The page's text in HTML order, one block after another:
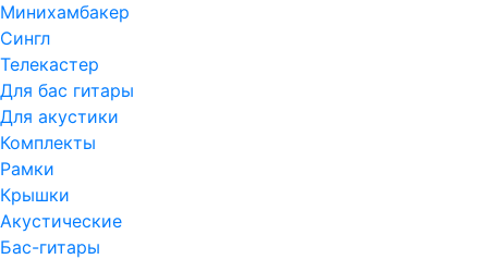
Минихамбакер
Сингл
Телекастер
Для бас гитары
Для акустики
Комплекты
Рамки
Крышки
Акустические
Бас-гитары